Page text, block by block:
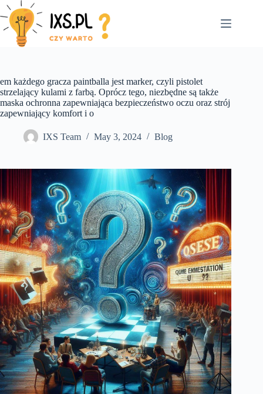
Skip
to
content
em każdego gracza paintballa jest marker, czyli pistolet
strzelający kulami z farbą. Oprócz tego, niezbędne są także
maska ochronna zapewniająca bezpieczeństwo oczu oraz strój
zapewniający komfort i o
IXS Team May 3, 2024 Blog